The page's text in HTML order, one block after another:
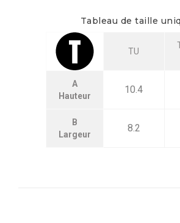
Tableau de taille
TU
A
Hauteur
10.4
B
Largeur
8.2